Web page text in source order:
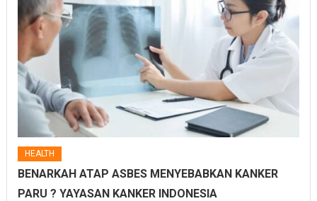
HEALTH
BENARKAH ATAP ASBES MENYEBABKAN KANKER
PARU ? YAYASAN KANKER INDONESIA